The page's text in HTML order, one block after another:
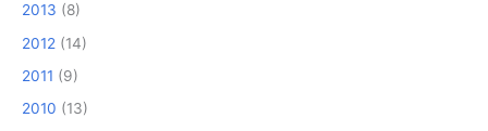
2013 (8)
2012 (14)
2011 (9)
2010 (13)